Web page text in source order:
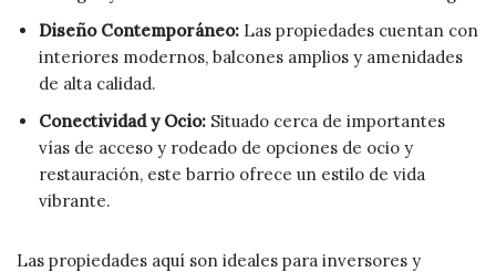
Diseño Contemporáneo: Las propiedades cuentan con
interiores modernos, balcones amplios y amenidades
de alta calidad.
Conectividad y Ocio: Situado cerca de importantes
vías de acceso y rodeado de opciones de ocio y
restauración, este barrio ofrece un estilo de vida
vibrante.
Las propiedades aquí son ideales para inversores y